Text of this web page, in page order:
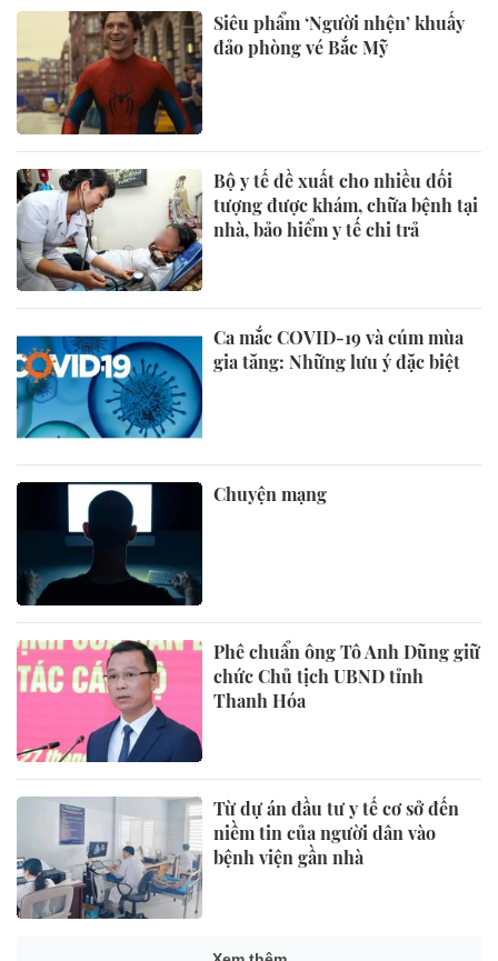
Siêu phẩm ‘Người nhện’ khuấy
đảo phòng vé Bắc Mỹ
Bộ y tế đề xuất cho nhiều đối
tượng được khám, chữa bệnh tại
nhà, bảo hiểm y tế chi trả
Ca mắc COVID-19 và cúm mùa
gia tăng: Những lưu ý đặc biệt
Chuyện mạng
Phê chuẩn ông Tô Anh Dũng giữ
chức Chủ tịch UBND tỉnh
Thanh Hóa
Từ dự án đầu tư y tế cơ sở đến
niềm tin của người dân vào
bệnh viện gần nhà